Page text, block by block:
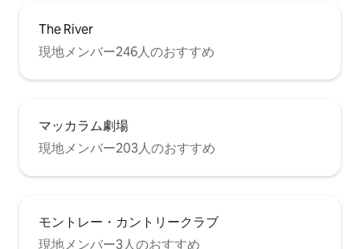
The River
現地メンバー246人のおすすめ
マッカラム劇場
現地メンバー203人のおすすめ
モントレー・カントリークラブ
現地メンバー3人のおすすめ